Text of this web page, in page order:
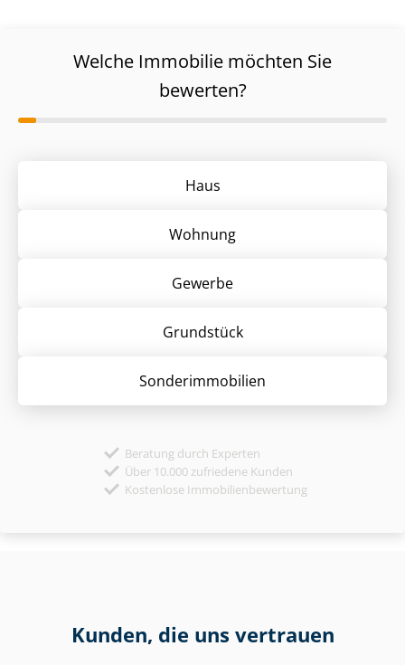
Welche Immobilie möchten Sie
bewerten?
Haus
Wohnung
Gewerbe
Grund­stück
Sonder­immobilien
Beratung durch Experten
Über 10.000 zufriedene Kunden
Kostenlose Immobilienbewertung
Kunden, die uns vertrauen